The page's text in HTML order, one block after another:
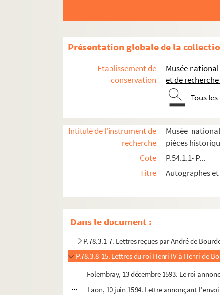
Présentation globale de la
Etablissement de
conservation
Musée
et de
Tous
Intitulé de l'instrument de
recherche
Musée
pièces
Cote
P.54.1.1- P...
Titre
Autographes
Dans le document :
P.77.8.2. Pièce manuscrite provenant du livre
P.77.9.2. Lettre de Charles de Lorraine, duc
P.77.10.1. Lettre de Philippe Chabot, amiral
P.77.15.1. Lettre de François de Coligny,
P.77.15.2. Lettre de créance signée de
P.77.15.3. Lettre signée avec souscription
P.77.15.4. Lettre écrite de Crissay et signée
P.77.17.1. Lettre signée de Dominique
P.78.1.1-7. Lettres reçues par André de
P.78.1.8-11. Lettres d'Henri IV à Henri de
P.78.2.1. Lettre autographe signée de Henri IV
P.78.3.1-7. Lettres reçues par André de
P.78.3.8-15. Lettres du roi Henri IV à Henri de
Folembray, 13 décembre 1593. Le roi
Laon, 10 juin 1594. Lettre annonçant